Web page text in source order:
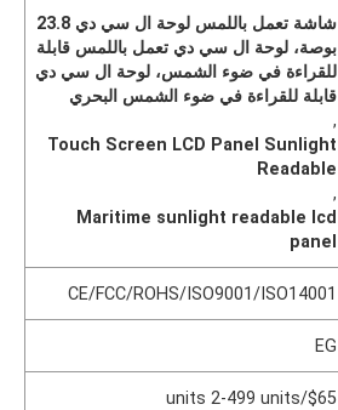
شاشة تعمل باللمس لوحة ال سي دي 23.8
بوصة، لوحة ال سي دي تعمل باللمس قابلة
للقراءة في ضوء الشمس، لوحة ال سي دي
قابلة للقراءة في ضوء الشمس البحري
,
Touch Screen LCD Panel Sunlight
Readable
,
Maritime sunlight readable lcd
panel
CE/FCC/ROHS/ISO9001/ISO14001
EG
$65/units 2-499 units